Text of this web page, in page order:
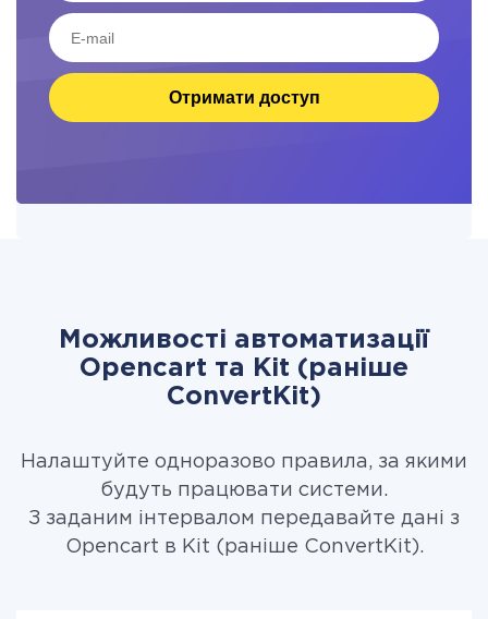
Отримати доступ
Можливості автоматизації
Opencart та Kit (раніше
ConvertKit)
Налаштуйте одноразово правила, за якими
будуть працювати системи.
З заданим інтервалом передавайте дані з
Opencart в Kit (раніше ConvertKit).